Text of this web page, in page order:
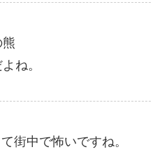
ね。
街中で怖いですね。